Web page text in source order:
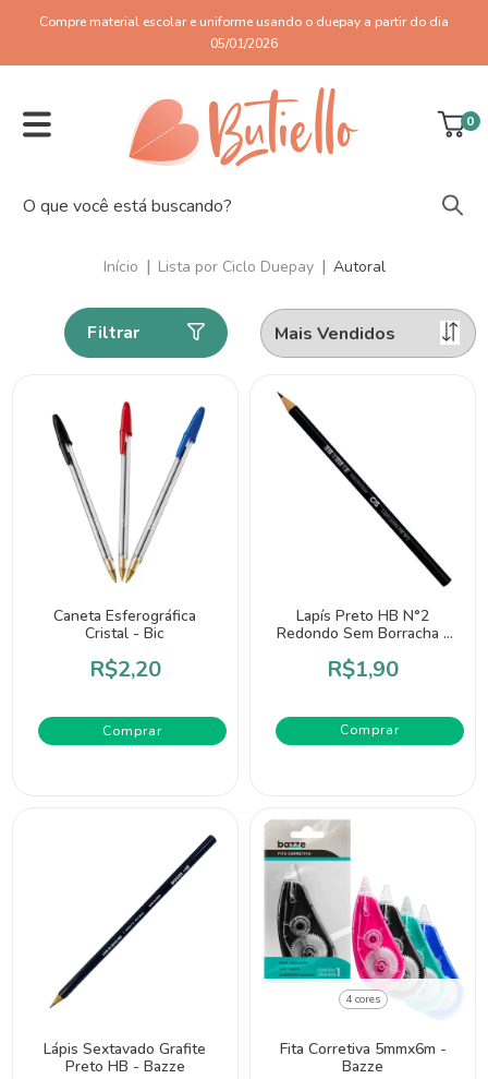
Compre material escolar e uniforme usando o duepay a partir do dia
05/01/2026
0
Início | Lista por Ciclo Duepay | Autoral
Filtrar
Caneta Esferográfica
Cristal - Bic
R$2,20
Comprar
Lapís Preto HB N°2
Redondo Sem Borracha -
R$1,90
Lápis Sextavado Grafite
Preto HB - Bazze
4 cores
Fita Corretiva 5mmx6m -
Bazze